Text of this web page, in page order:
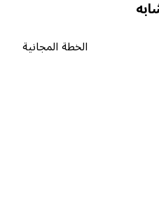
الخطة المجانية